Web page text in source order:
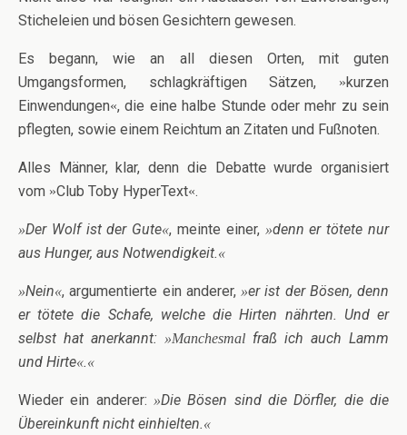
Sticheleien und bösen Gesichtern gewesen.
Es begann, wie an all diesen Orten, mit guten
Umgangsformen, schlagkräftigen Sätzen,
»kurzen
Einwendungen«, die eine halbe Stunde oder mehr zu sein
pflegten, sowie einem Reichtum an Zitaten und Fußnoten.
Alles Männer, klar, denn die Debatte wurde organisiert
vom »Club Toby HyperText«.
»Der Wolf ist der Gute«, meinte einer, »denn er tötete nur
aus Hunger, aus Notwendigkeit.«
»Nein«, argumentierte ein anderer, »er ist der Bösen, denn
er tötete die Schafe, welche die Hirten nährten. Und er
selbst hat anerkannt: »Manchesmal fraß ich auch Lamm
und Hirte«.«
Wieder ein anderer: »Die Bösen sind die Dörfler, die die
Übereinkunft nicht einhielten.«